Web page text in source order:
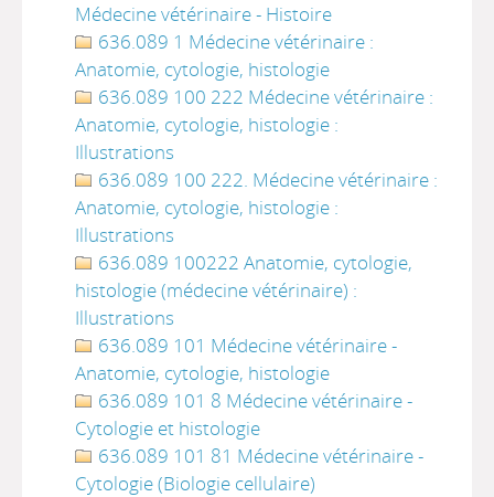
Médecine vétérinaire - Histoire
636.089 1 Médecine vétérinaire :
Anatomie, cytologie, histologie
636.089 100 222 Médecine vétérinaire :
Anatomie, cytologie, histologie :
Illustrations
636.089 100 222. Médecine vétérinaire :
Anatomie, cytologie, histologie :
Illustrations
636.089 100222 Anatomie, cytologie,
histologie (médecine vétérinaire) :
Illustrations
636.089 101 Médecine vétérinaire -
Anatomie, cytologie, histologie
636.089 101 8 Médecine vétérinaire -
Cytologie et histologie
636.089 101 81 Médecine vétérinaire -
Cytologie (Biologie cellulaire)